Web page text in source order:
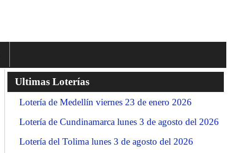
Ultimas Loterías
Lotería de Medellín viernes 23 de enero 2026
Lotería de Cundinamarca lunes 3 de agosto del 2026
Lotería del Tolima lunes 3 de agosto del 2026